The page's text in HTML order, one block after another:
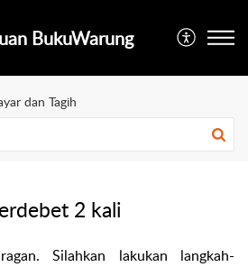
BukuWarung
dan Tagih
2 kali
Silahkan lakukan langkah-